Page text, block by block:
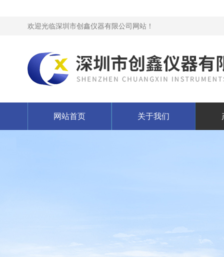
欢迎光临深圳市创鑫仪器有限公司网站！
网站首页 关于我们